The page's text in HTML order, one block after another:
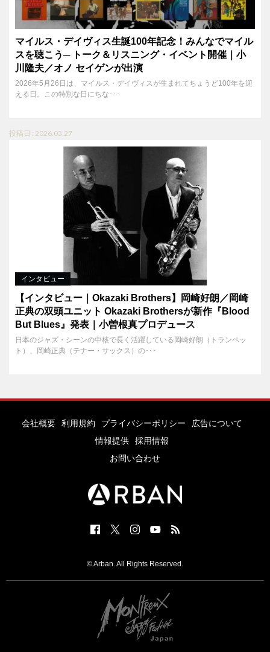
マイルス・デイヴィス生誕100年記念！みんなでマイル
スを聴こう─ トーク＆リスニング・イベント開催｜小
川隆夫／オノ セイゲンが出演
2026年5月26日は、マイルス・デイヴィスが生まれてちょうど100年を迎
える日。この特別な日にちな･･･
投稿日 : 2026.03.27
インタビュー
【インタビュー｜Okazaki Brothers】岡崎好朗／岡崎
正典の双頭ユニット Okazaki Brothersが新作『Blood
But Blues』発表｜小曽根真プロデュース
日本のジャズ・シーンの中核で長く活躍している岡崎好朗（トランペッ
ト）、岡崎正典（テナー・サックス）の･･･
会社概要 利用規約 プライバシーポリシー
広告について
情報提供
採用情報
お問い合わせ
© Arban. All Rights Reserved.